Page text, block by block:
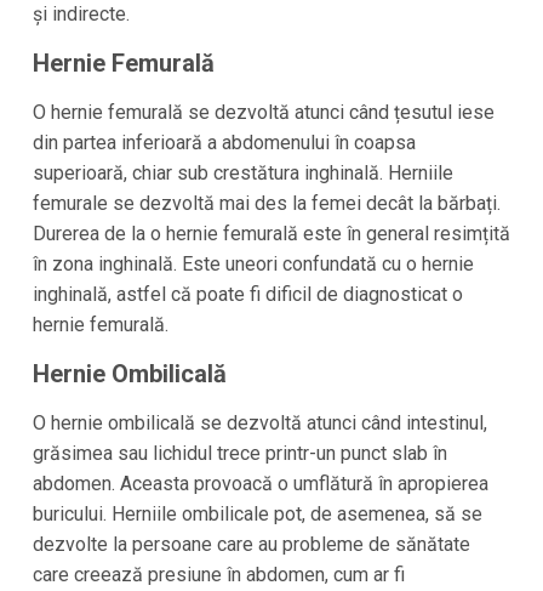
și indirecte.
Hernie Femurală
O hernie femurală se dezvoltă atunci când țesutul iese
din partea inferioară a abdomenului în coapsa
superioară, chiar sub crestătura inghinală. Herniile
femurale se dezvoltă mai des la femei decât la bărbați.
Durerea de la o hernie femurală este în general resimțită
în zona inghinală. Este uneori confundată cu o hernie
inghinală, astfel că poate fi dificil de diagnosticat o
hernie femurală.
Hernie Ombilicală
O hernie ombilicală se dezvoltă atunci când intestinul,
grăsimea sau lichidul trece printr-un punct slab în
abdomen. Aceasta provoacă o umflătură în apropierea
buricului. Herniile ombilicale pot, de asemenea, să se
dezvolte la persoane care au probleme de sănătate
care creează presiune în abdomen, cum ar fi